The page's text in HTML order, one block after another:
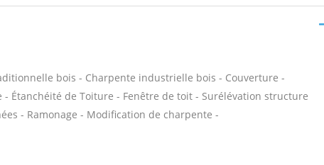
bois - Charpente industrielle bois - Couverture -
Étanchéité de Toiture - Fenêtre de toit - Surélévation structure
- Ramonage - Modification de charpente -